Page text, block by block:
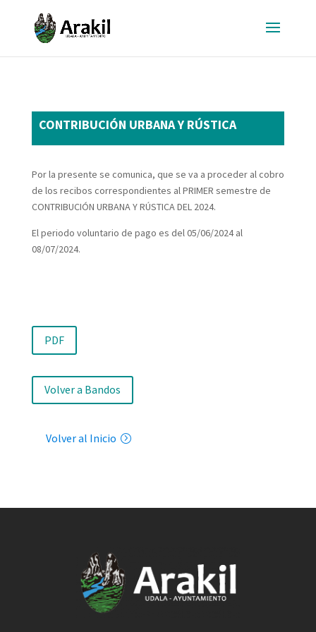
CONTRIBUCIÓN URBANA Y RÚSTICA
Por la presente se comunica, que se va a proceder al cobro
de los recibos correspondientes al PRIMER semestre de
CONTRIBUCIÓN URBANA Y RÚSTICA DEL 2024.
El periodo voluntario de pago es del 05/06/2024 al
08/07/2024.
PDF
Volver a Bandos
Volver al Inicio